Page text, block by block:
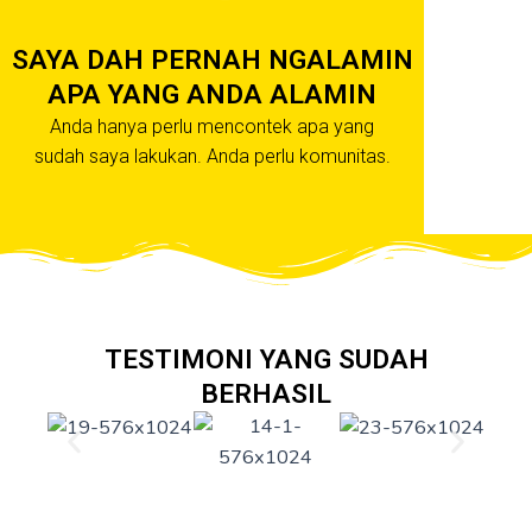
SAYA DAH PERNAH NGALAMIN
APA YANG ANDA ALAMIN
Anda hanya perlu mencontek apa yang
sudah saya lakukan. Anda perlu komunitas.
TESTIMONI YANG SUDAH
BERHASIL